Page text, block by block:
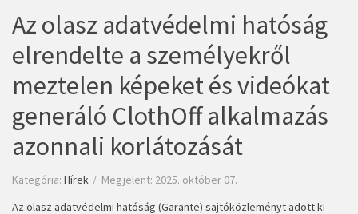
Az olasz adatvédelmi hatóság
elrendelte a személyekről
meztelen képeket és videókat
generáló ClothOff alkalmazás
azonnali korlátozását
Kategória: Hírek
Megjelent: 2025. október 07.
Az olasz adatvédelmi hatóság (Garante) sajtóközleményt adott ki